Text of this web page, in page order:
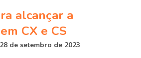
alcançar a
CX e CS
de setembro de 2023